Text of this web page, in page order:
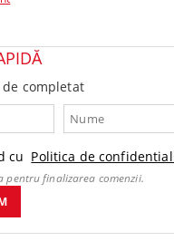
completat
cu Politica de
pentru finalizarea comenzii.